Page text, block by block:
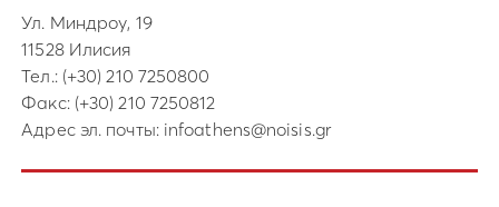
Ул. Миндроу, 19
11528 Илисия
Тел.: (+30) 210 7250800
Факс: (+30) 210 7250812
Адрес эл. почты: infoathens@noisis.gr